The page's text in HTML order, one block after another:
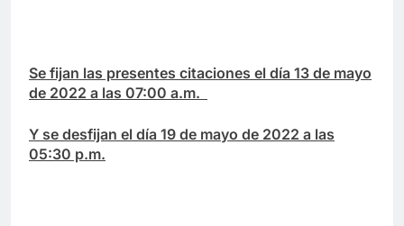
Se fijan las presentes citaciones el día 13 de mayo
de 2022 a las 07:00 a.m.
Y se desfijan el día 19 de mayo de 2022 a las
05:30 p.m.